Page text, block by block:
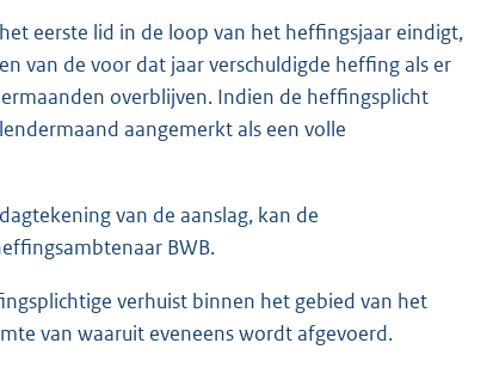
eerste lid in de loop van het heffingsjaar eindigt,
van de voor dat jaar verschuldigde heffing als er
overblijven. Indien de heffingsplicht
aangemerkt als een volle
van de aanslag, kan de
BWB.
verhuist binnen het gebied van het
van waaruit eveneens wordt afgevoerd.